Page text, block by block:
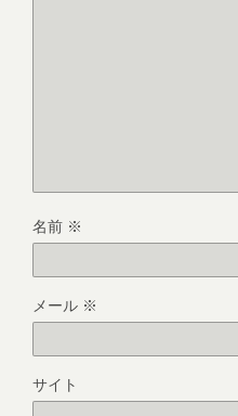
名前 ※
メール ※
サイト